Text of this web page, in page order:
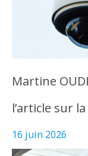
Martine
l’article sur
16 juin 2026